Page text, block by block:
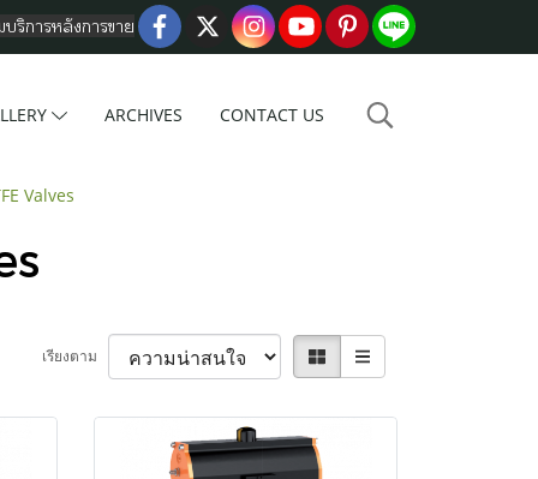
ริการหลังการขาย
ARCHIVES CONTACT US
Valves
เรียงตาม